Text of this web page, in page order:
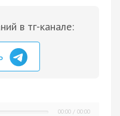
в тг-канале:
00:00 / 00:00